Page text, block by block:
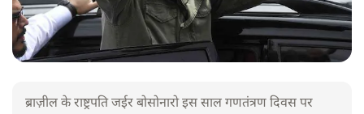
ब्राज़ील के राष्ट्रपति जईर बोसोनारो इस साल गणतंत्रण दिवस पर